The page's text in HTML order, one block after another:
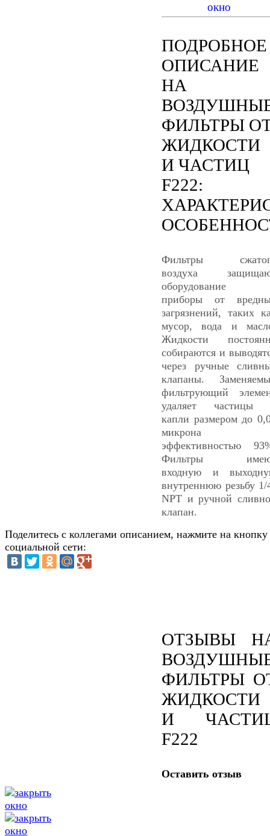
ПОДРОБНОЕ
ОПИСАНИЕ
НА
ФИЛЬТРЫ
ЖИДКОСТИ
И ЧАСТИЦ
F222:
Фильтры
воздуха
оборудование
приборы от
загрязнений, таких
мусор, вода и
Жидкости
собираются и
через ручные
клапаны.
фильтрующий
удаляет частицы
капли размером до
микрона
эффективностью
Фильтры
входную и
внутреннюю резьбу 1/
NPT и ручной
клапан.
Поделитесь с коллегами описанием, нажмите на кнопку
социальной сети:
ОТЗЫВЫ
ФИЛЬТРЫ
ЖИДКОСТИ
И
F222
Оставить отзыв